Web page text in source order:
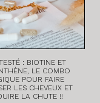
: BIOTINE ET
LE COMBO
POUR FAIRE
LES CHEVEUX ET
LA CHUTE !!